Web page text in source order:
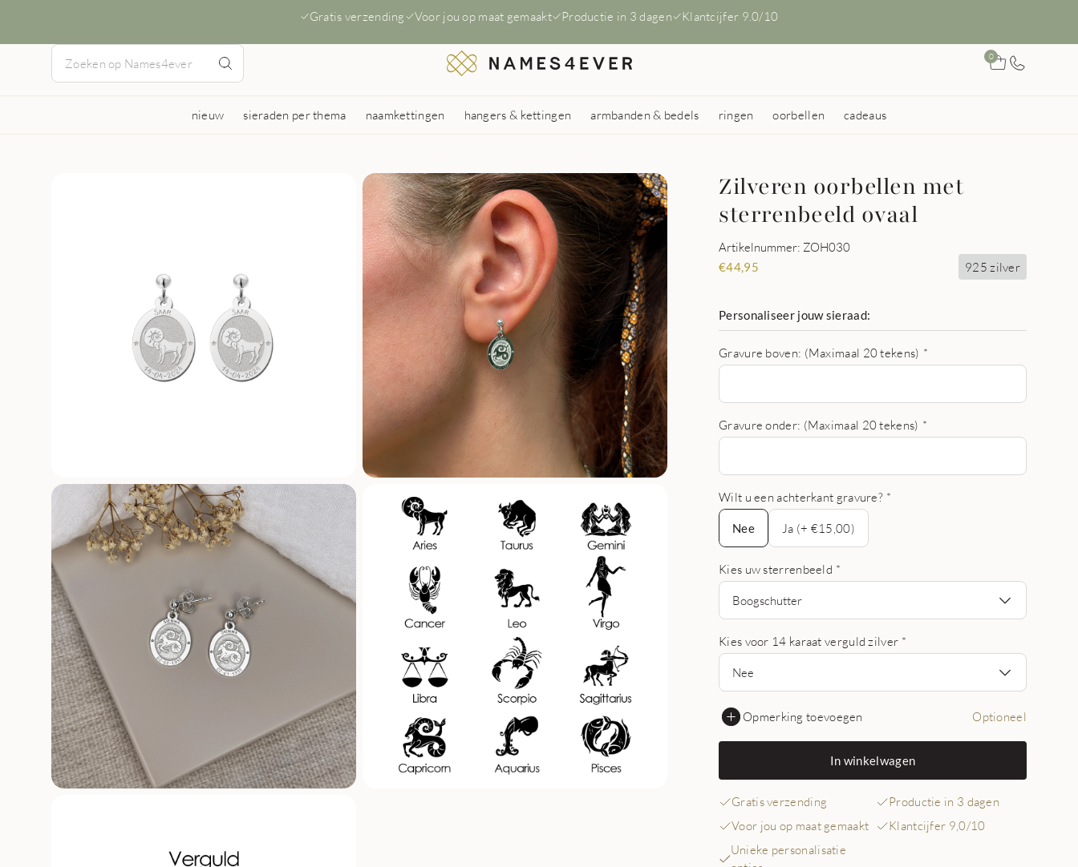
Gratis verzending Voor jou op maat gemaakt Productie in 3 dagen Klantcijfer 9.0/10
0
nieuw sieraden per thema naamkettingen hangers & kettingen armbanden & bedels ringen oorbellen cadeaus
Zilveren oorbellen met
sterrenbeeld ovaal
Artikelnummer: ZOH030
€44,95 925 zilver
Personaliseer jouw sieraad:
Gravure boven: (Maximaal 20 tekens) *
Gravure onder: (Maximaal 20 tekens) *
Wilt u een achterkant gravure? *
Nee
Nee
Ja (+ €15,00)
Kies uw sterrenbeeld *
Boogschutter
Kies voor 14 karaat verguld zilver *
Nee
Opmerking toevoegen Optioneel
In winkelwagen
Gratis verzending
Productie in 3 dagen
Voor jou op maat gemaakt
Klantcijfer 9,0/10
Unieke personalisatie